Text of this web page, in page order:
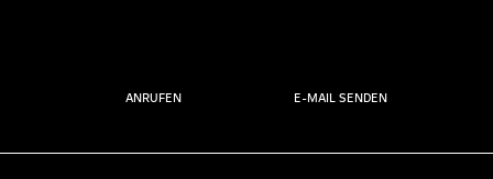
ANRUFEN E-MAIL SENDEN